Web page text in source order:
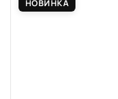
НОВИНКА